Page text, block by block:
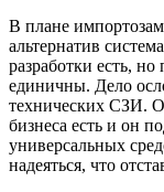
В плане
альтернатив
разработки есть,
единичны. Дело
технических СЗИ.
бизнеса есть и он
универсальных
надеяться, что